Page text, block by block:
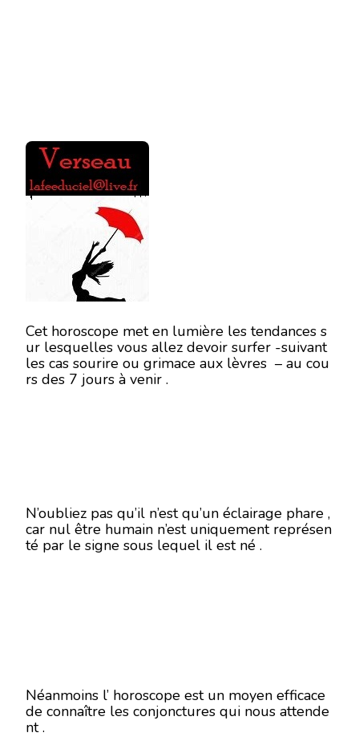
Cet horoscope met en lumière les tendances s
ur lesquelles vous allez devoir surfer -suivant
les cas sourire ou grimace aux lèvres – au cou
rs des 7 jours à venir .
N’oubliez pas qu’il n’est qu’un éclairage phare ,
car nul être humain n’est uniquement représen
té par le signe sous lequel il est né .
Néanmoins l’ horoscope est un moyen efficace
de connaître les conjonctures qui nous attende
nt .